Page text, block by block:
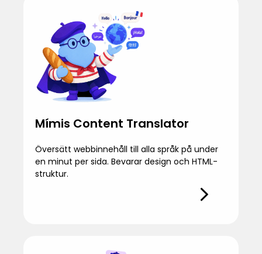
Mímis Content Translator
Översätt webbinnehåll till alla språk på under
en minut per sida. Bevarar design och HTML-
struktur.